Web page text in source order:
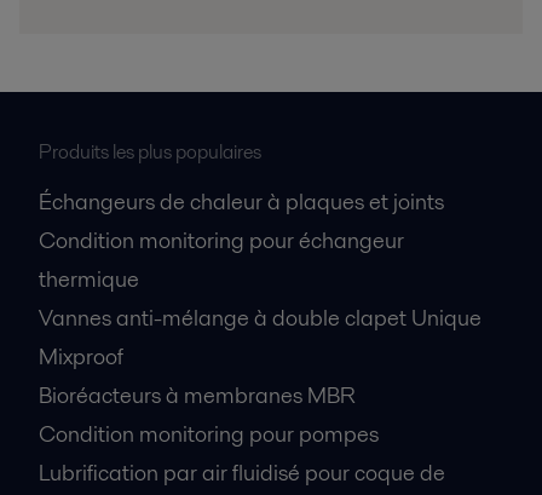
Produits les plus populaires
Échangeurs de chaleur à plaques et joints
Condition monitoring pour échangeur
thermique
Vannes anti-mélange à double clapet Unique
Mixproof
Bioréacteurs à membranes MBR
Condition monitoring pour pompes
Lubrification par air fluidisé pour coque de